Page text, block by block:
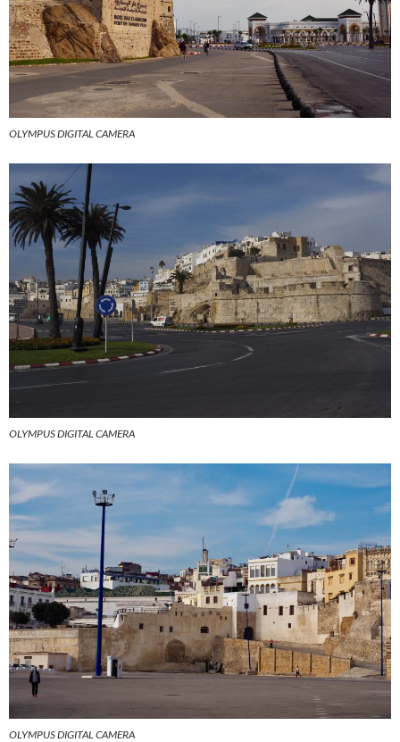
OLYMPUS DIGITAL CAMERA
OLYMPUS DIGITAL CAMERA
OLYMPUS DIGITAL CAMERA